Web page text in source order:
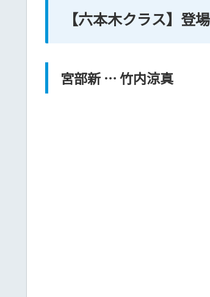
【六本木クラス】登
宮部新 … 竹内涼真